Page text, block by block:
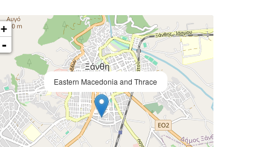
Eastern Macedonia and Thrace
+
-